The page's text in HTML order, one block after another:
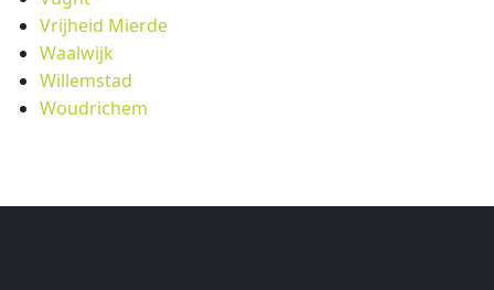
Vrijheid Mierde
Waalwijk
Willemstad
Woudrichem